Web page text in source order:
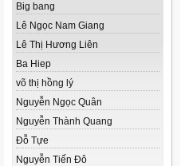
Big bang
Lê Ngọc Nam Giang
Lê Thị Hương Liên
Ba Hiep
võ thị hồng lý
Nguyễn Ngọc Quân
Nguyễn Thành Quang
Đỗ Tựe
Nguyễn Tiến Đô